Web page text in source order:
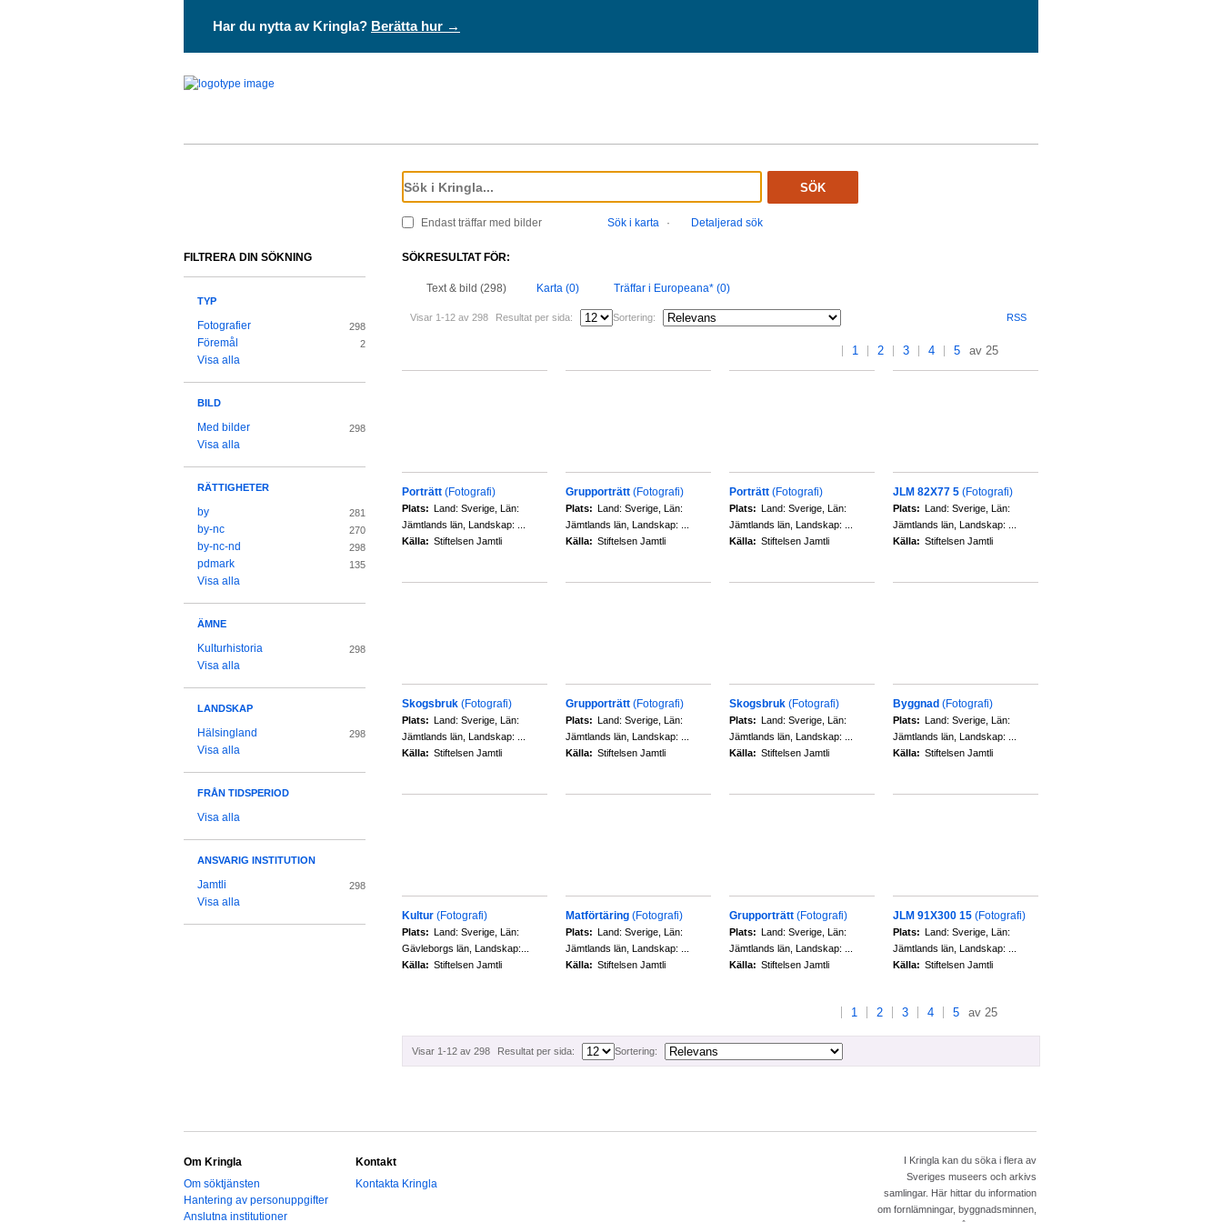
Har du nytta av Kringla? Berätta hur →
SÖK
Endast träffar med bilder Sök i karta · Detaljerad sök
SÖKRESULTAT FÖR:
Text & bild (298) Karta (0) Träffar i Europeana* (0)
Visar 1-12 av 298 Resultat per sida: Sortering: RSS
1 2 3 4 5 av 25
Porträtt (Fotografi)
Plats: Land: Sverige, Län:
Jämtlands län, Landskap: ...
Källa: Stiftelsen Jamtli
Grupporträtt (Fotografi)
Plats: Land: Sverige, Län:
Jämtlands län, Landskap: ...
Källa: Stiftelsen Jamtli
Porträtt (Fotografi)
Plats: Land: Sverige, Län:
Jämtlands län, Landskap: ...
Källa: Stiftelsen Jamtli
JLM 82X77 5 (Fotografi)
Plats: Land: Sverige, Län:
Jämtlands län, Landskap: ...
Källa: Stiftelsen Jamtli
Skogsbruk (Fotografi)
Plats: Land: Sverige, Län:
Jämtlands län, Landskap: ...
Källa: Stiftelsen Jamtli
Grupporträtt (Fotografi)
Plats: Land: Sverige, Län:
Jämtlands län, Landskap: ...
Källa: Stiftelsen Jamtli
Skogsbruk (Fotografi)
Plats: Land: Sverige, Län:
Jämtlands län, Landskap: ...
Källa: Stiftelsen Jamtli
Byggnad (Fotografi)
Plats: Land: Sverige, Län:
Jämtlands län, Landskap: ...
Källa: Stiftelsen Jamtli
Kultur (Fotografi)
Plats: Land: Sverige, Län:
Gävleborgs län, Landskap:...
Källa: Stiftelsen Jamtli
Matförtäring (Fotografi)
Plats: Land: Sverige, Län:
Jämtlands län, Landskap: ...
Källa: Stiftelsen Jamtli
Grupporträtt (Fotografi)
Plats: Land: Sverige, Län:
Jämtlands län, Landskap: ...
Källa: Stiftelsen Jamtli
JLM 91X300 15 (Fotografi)
Plats: Land: Sverige, Län:
Jämtlands län, Landskap: ...
Källa: Stiftelsen Jamtli
1 2 3 4 5 av 25
Visar 1-12 av 298 Resultat per sida: Sortering:
FILTRERA DIN SÖKNING
TYP
Fotografier 298
Föremål 2
Visa alla
BILD
Med bilder 298
Visa alla
RÄTTIGHETER
by 281
by-nc 270
by-nc-nd 298
pdmark 135
Visa alla
ÄMNE
Kulturhistoria 298
Visa alla
LANDSKAP
Hälsingland 298
Visa alla
FRÅN TIDSPERIOD
Visa alla
ANSVARIG INSTITUTION
Jamtli 298
Visa alla
Om Kringla
Om söktjänsten
Hantering av personuppgifter
Anslutna institutioner
Kontakt
Kontakta Kringla
I Kringla kan du söka i flera av
Sveriges museers och arkivs
samlingar. Här hittar du information
om fornlämningar, byggnadsminnen,